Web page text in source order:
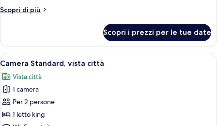
città
Scopri di più
Altri
Standard,
vista
città
Scopri i prezzi per le tue date
Apri
tutte
le
foto
per
Camera
Una camera d'albergo moderna con
6
Camera Standard, vista città
Vista città
1 camera
Per 2 persone
1 letto king